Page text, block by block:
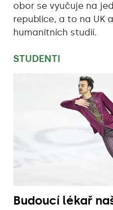
obor se vyučuje na
republice, a to na UK
humanitních studií.
STUDENTI
Budoucí lékař